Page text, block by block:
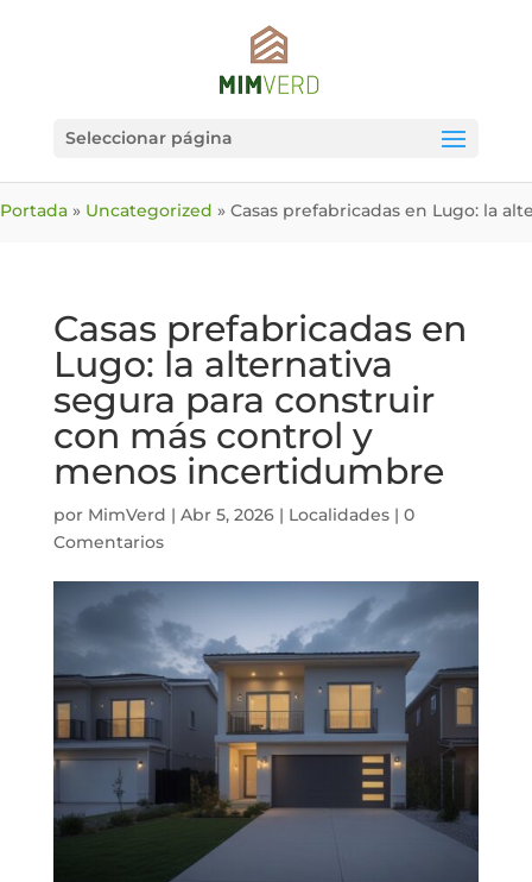
Seleccionar página
Portada » Uncategorized » Casas prefabricadas en Lugo: la
Casas prefabricadas en
Lugo: la alternativa
segura para construir
con más control y
menos incertidumbre
por MimVerd | Abr 5, 2026| Localidades| 0
Comentarios